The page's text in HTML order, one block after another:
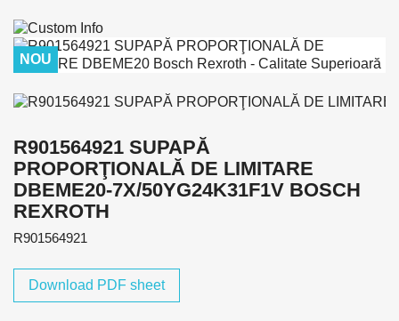
NOU
R901564921 SUPAPĂ
PROPORŢIONALĂ DE LIMITARE
DBEME20-7X/50YG24K31F1V BOSCH
REXROTH
R901564921
Download PDF sheet